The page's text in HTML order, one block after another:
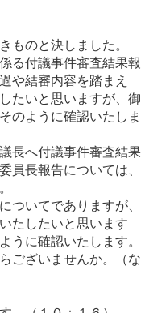
ものと決しました。
る付議事件審査結果報
や結審内容を踏まえ
たいと思いますが、御
のように確認いたしま
長へ付議事件審査結果
員長報告については、
ついてでありますが、
たしたいと思います
うに確認いたします。
ございませんか。（な